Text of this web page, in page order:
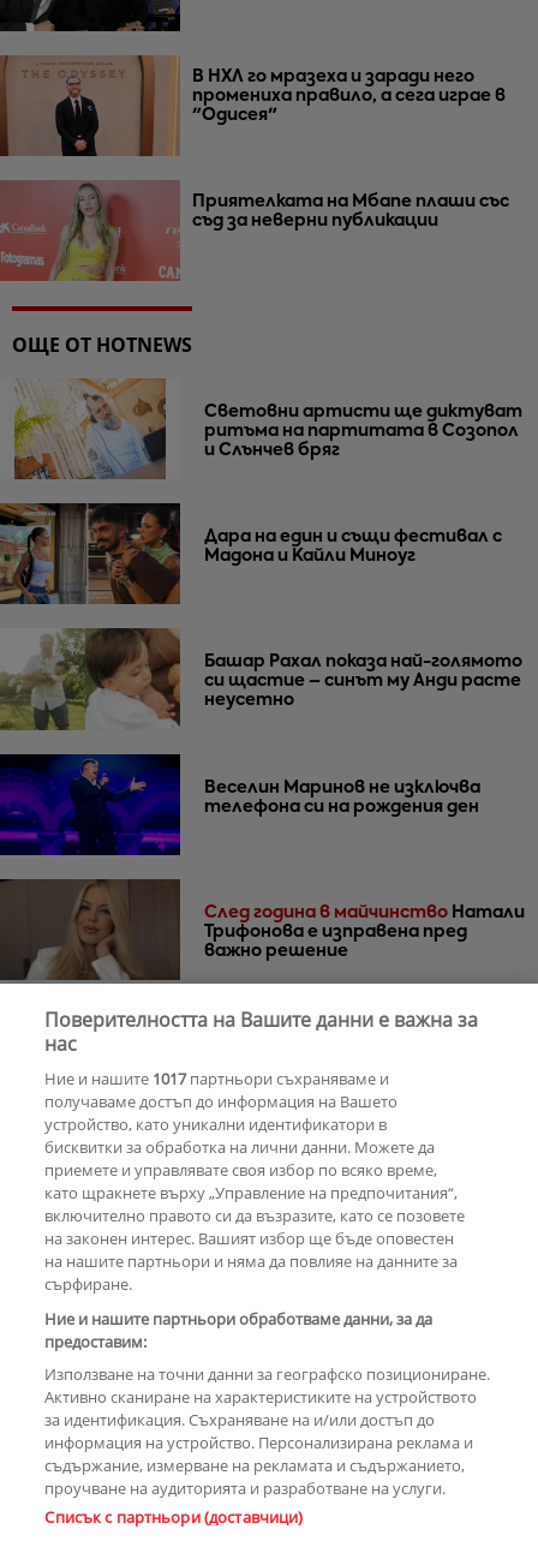
В НХЛ го мразеха и заради него
промениха правило, а сега играе в
"Одисея"
Приятелката на Мбапе плаши със
съд за неверни публикации
ОЩЕ ОТ HOTNEWS
Световни артисти ще диктуват
ритъма на партитата в Созопол
и Слънчев бряг
Дара на един и същи фестивал с
Мадона и Кайли Миноуг
Башар Рахал показа най-голямото
си щастие – синът му Анди расте
неусетно
Веселин Маринов не изключва
телефона си на рождения ден
След година в майчинство Натали
Трифонова е изправена пред
важно решение
приятелки
РЕКЛАМА
КОМЕНТАРИ
Copyright © 2007-2026 Hotnews.bg. Всички права запазени.
Поверителността на Вашите данни е важна за
нас
Ние и нашите 1017партньори съхраняваме и
получаваме достъп до информация на Вашето
устройство, като уникални идентификатори в
бисквитки за обработка на лични данни. Можете да
приемете и управлявате своя избор по всяко време,
като щракнете върху „Управление на предпочитания“,
включително правото си да възразите, като се позовете
на законен интерес. Вашият избор ще бъде оповестен
на нашите партньори и няма да повлияе на данните за
сърфиране.
Ние и нашите партньори обработваме данни, за да
предоставим:
Използване на точни данни за географско позициониране.
Активно сканиране на характеристиките на устройството
за идентификация. Съхраняване на и/или достъп до
информация на устройство. Персонализирана реклама и
съдържание, измерване на рекламата и съдържанието,
проучване на аудиторията и разработване на услуги.
Списък с партньори (доставчици)